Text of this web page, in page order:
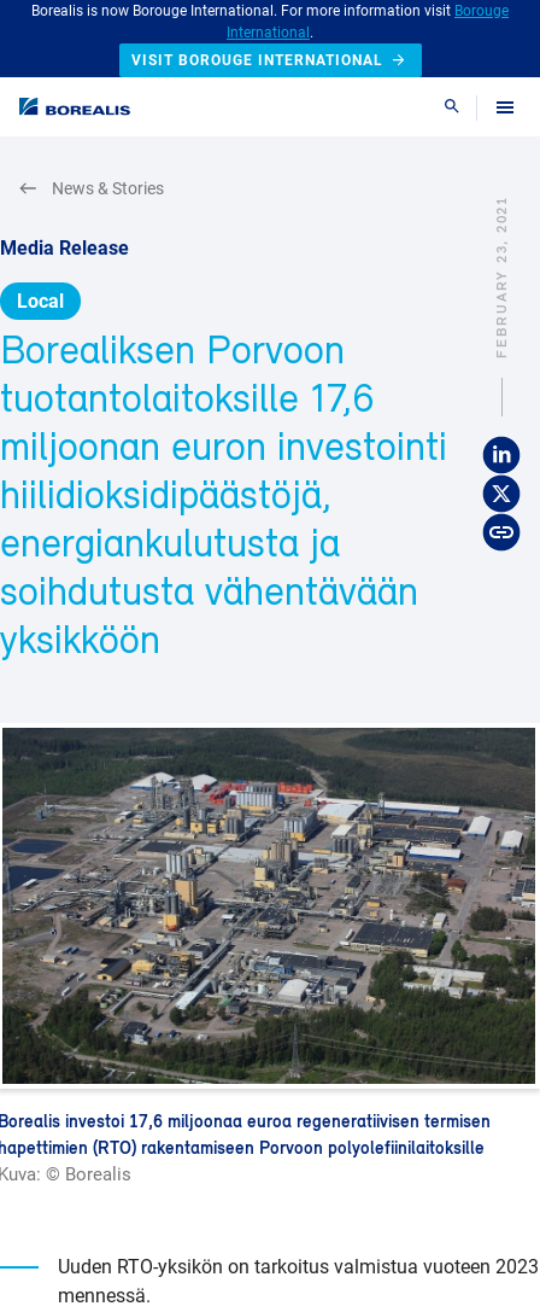
Borealis is now Borouge International. For more information visit Borouge
International .
VISIT BOROUGE INTERNATIONAL
Search
FEBRUARY 23, 2021
Media Release
Local
Borealiksen Porvoon
tuotantolaitoksille 17,6
miljoonan euron investointi
hiilidioksidipäästöjä,
energiankulutusta ja
soihdutusta vähentävään
yksikköön
News & Stories
investoi 17,6 miljoonaa euroa regeneratiivisen termisen
(RTO) rakentamiseen Porvoon polyolefiinilaitoksille
© Borealis
Uuden RTO-yksikön on tarkoitus valmistua vuoteen 2023
mennessä.